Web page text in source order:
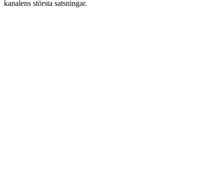
kanalens största satsningar.